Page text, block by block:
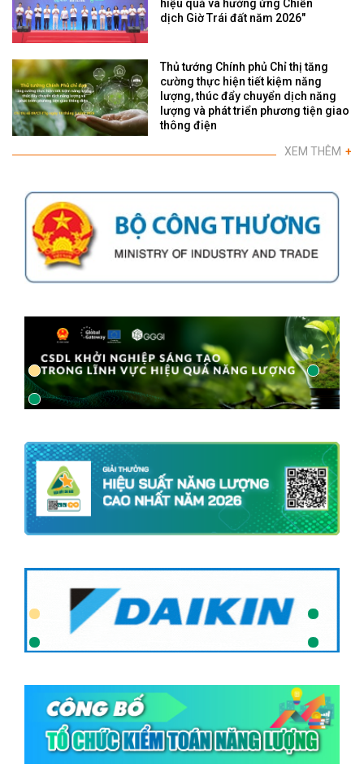
hiệu quả và hưởng ứng Chiến
dịch Giờ Trái đất năm 2026"
Thủ tướng Chính phủ Chỉ thị tăng
cường thực hiện tiết kiệm năng
lượng, thúc đẩy chuyển dịch năng
lượng và phát triển phương tiện giao
thông điện
XEM THÊM +